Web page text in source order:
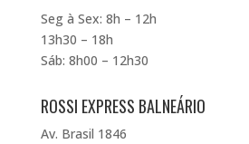
Seg à Sex: 8h – 12h
13h30 – 18h
Sáb: 8h00 – 12h30
ROSSI EXPRESS BALNEÁRIO
Av. Brasil 1846